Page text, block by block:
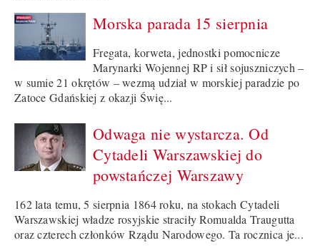
Morska parada 15 sierpnia
Fregata, korweta, jednostki pomocnicze
Marynarki Wojennej RP i sił sojuszniczych –
w sumie 21 okrętów – wezmą udział w morskiej paradzie po
Zatoce Gdańskiej z okazji Świę...
Odwaga nie wystarcza. Od
Cytadeli Warszawskiej do
powstańczej Warszawy
162 lata temu, 5 sierpnia 1864 roku, na stokach Cytadeli
Warszawskiej władze rosyjskie straciły Romualda Traugutta
oraz czterech członków Rządu Narodowego. Ta rocznica je...